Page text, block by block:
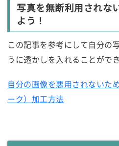
写真を無断利用されな
よう！
この記事を参考にして自分の
うに透かしを入れることができ
自分の画像を悪用されないた
ーク）加工方法